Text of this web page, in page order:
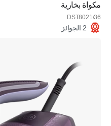
مكواة بخارية
DST8021/36
2 الجوائز